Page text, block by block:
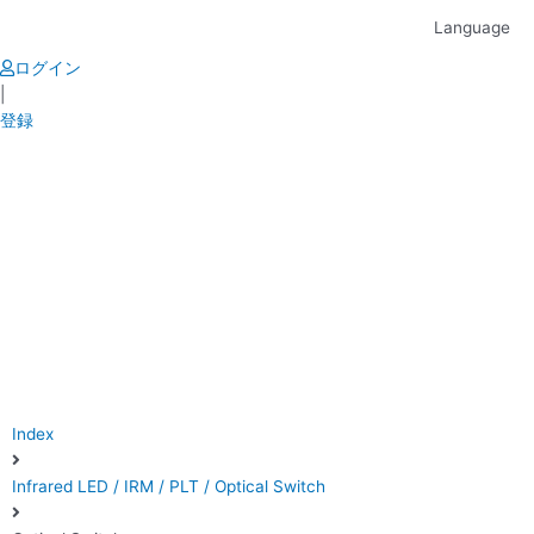
content
Language
ログイン
登録
Index
Infrared LED / IRM / PLT / Optical Switch